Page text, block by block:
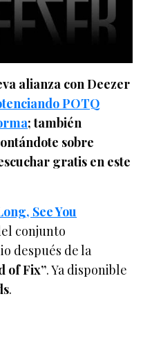
alianza con Deezer
POTQ
; también
sobre
gratis en este
See You
conjunto
después de la
of Fix”. Ya disponible
.